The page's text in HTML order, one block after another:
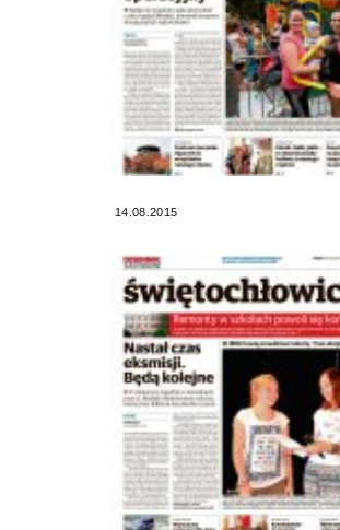
14.08.2015